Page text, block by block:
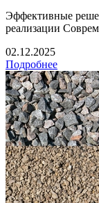
Эффективные
реализации
02.12.2025
Подробнее